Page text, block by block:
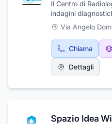
Il Centro di
indagini
digitale,
digitale, ecografia,
articolare,
risonanza
avvale di
d'ultima
ambiente
servizio offrendo,
Via Angelo
Chiama
Dettagli